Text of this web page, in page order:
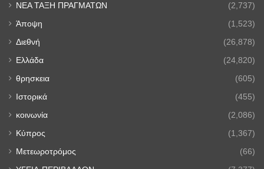
NEA TAΞΗ ΠΡΑΓΜΑΤΩΝ (2,737)
Άποψη (1,523)
Διεθνή (26,878)
Ελλάδα (24,820)
θρησκεια (605)
Ιστορικά (455)
κοινωνία (2,086)
Κύπρος (1,367)
Μετεωροτρόμος (66)